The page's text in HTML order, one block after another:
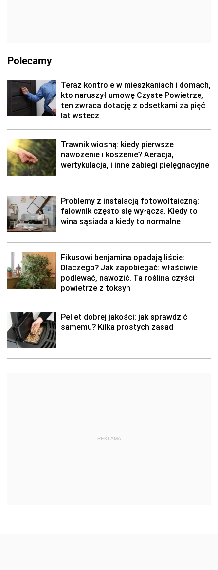
Polecamy
Teraz kontrole w mieszkaniach i domach,
kto naruszył umowę Czyste Powietrze,
ten zwraca dotację z odsetkami za pięć
lat wstecz
Trawnik wiosną: kiedy pierwsze
nawożenie i koszenie? Aeracja,
wertykulacja, i inne zabiegi pielęgnacyjne
Problemy z instalacją fotowoltaiczną:
falownik często się wyłącza. Kiedy to
wina sąsiada a kiedy to normalne
Fikusowi benjamina opadają liście:
Dlaczego? Jak zapobiegać: właściwie
podlewać, nawozić. Ta roślina czyści
powietrze z toksyn
Pellet dobrej jakości: jak sprawdzić
samemu? Kilka prostych zasad
REKLAMA